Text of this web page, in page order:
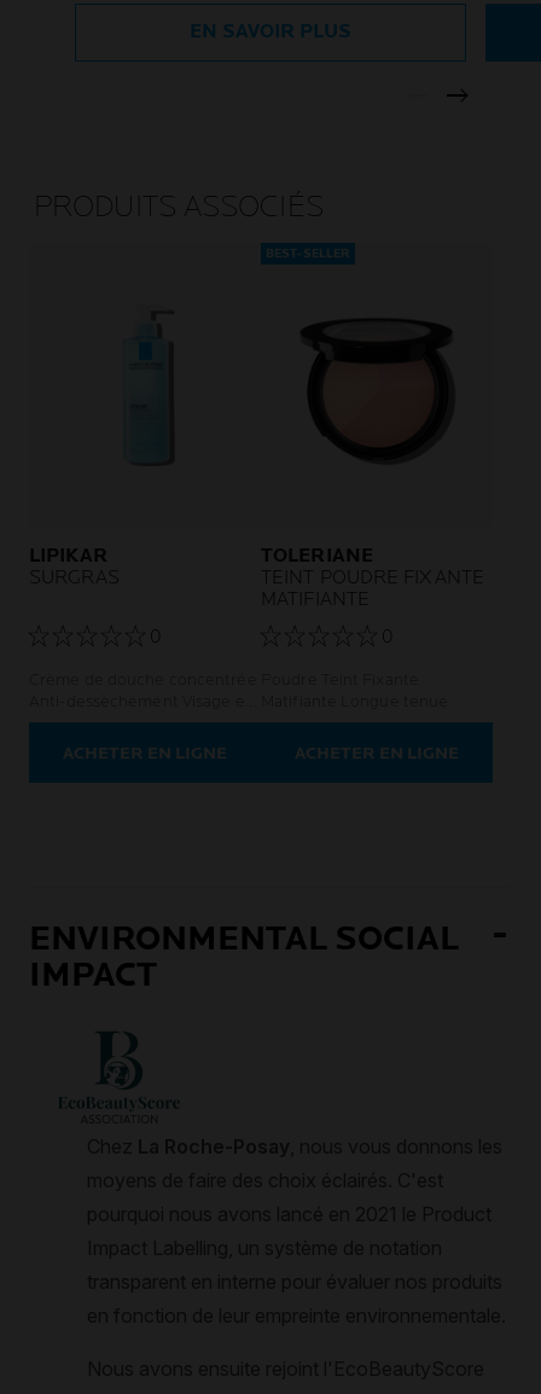
EN SAVOIR PLUS
PRODUITS ASSOCIÉS
LIPIKAR
SURGRAS
0
corps
ACHETER EN LIGNE
BEST-SELLER
TOLERIANE
TEINT POUDRE FIXANTE
MATIFIANTE
0
ACHETER EN LIGNE
ENVIRONMENTAL SOCIAL
IMPACT